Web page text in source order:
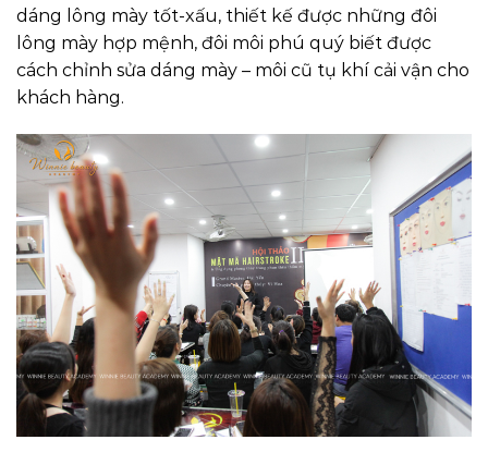
dáng lông mày tốt-xấu, thiết kế được những đôi
lông mày hợp mệnh, đôi môi phú quý biết được
cách chỉnh sửa dáng mày – môi cũ tụ khí cải vận cho
khách hàng.